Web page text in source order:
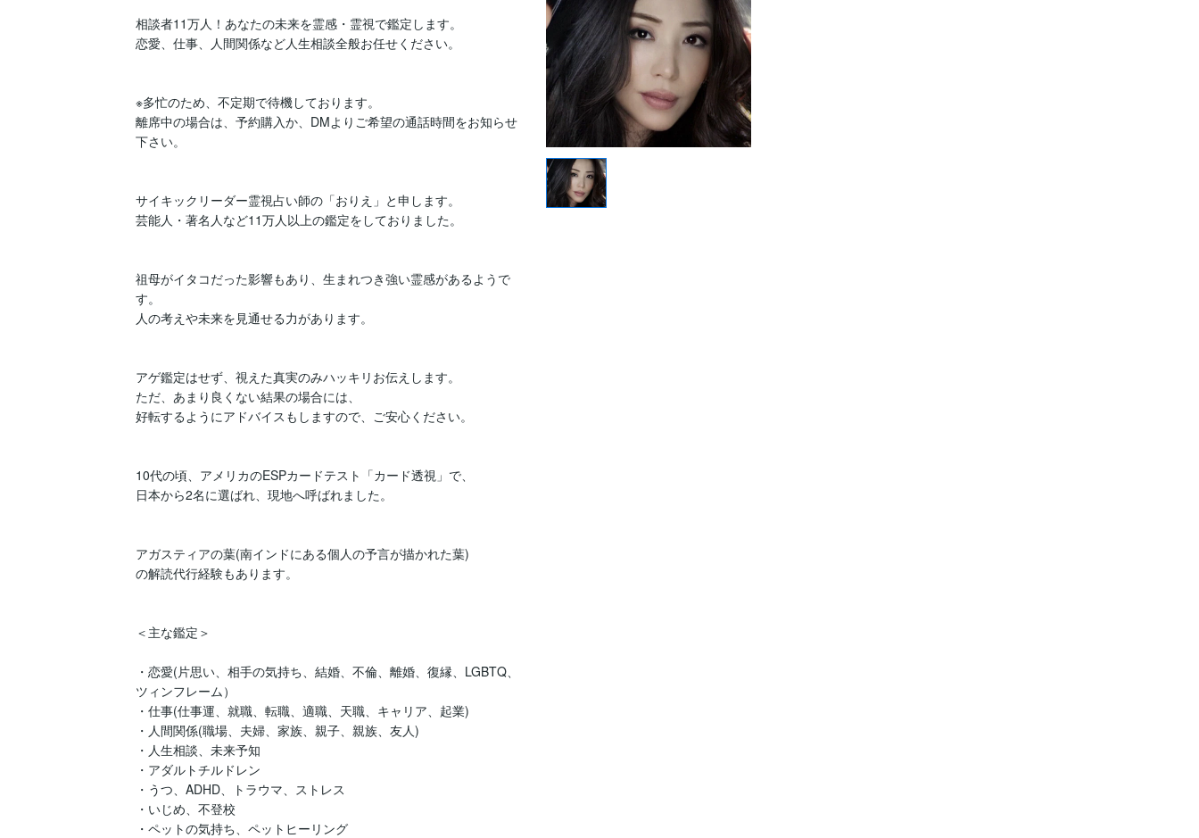
相談者11万人！あなたの未来を霊感・霊視で鑑定します。
恋愛、仕事、人間関係など人生相談全般お任せください。
※多忙のため、不定期で待機しております。
離席中の場合は、予約購入か、DMよりご希望の通話時間をお知らせ
下さい。
サイキックリーダー霊視占い師の「おりえ」と申します。
芸能人・著名人など11万人以上の鑑定をしておりました。
祖母がイタコだった影響もあり、生まれつき強い霊感があるようで
す。
人の考えや未来を見通せる力があります。
アゲ鑑定はせず、視えた真実のみハッキリお伝えします。
ただ、あまり良くない結果の場合には、
好転するようにアドバイスもしますので、ご安心ください。
10代の頃、アメリカのESPカードテスト「カード透視」で、
日本から2名に選ばれ、現地へ呼ばれました。
アガスティアの葉(南インドにある個人の予言が描かれた葉)
の解読代行経験もあります。
＜主な鑑定＞
・恋愛(片思い、相手の気持ち、結婚、不倫、離婚、復縁、LGBTQ、
ツィンフレーム）
・仕事(仕事運、就職、転職、適職、天職、キャリア、起業)
・人間関係(職場、夫婦、家族、親子、親族、友人)
・人生相談、未来予知
・アダルトチルドレン
・うつ、ADHD、トラウマ、ストレス
・いじめ、不登校
・ペットの気持ち、ペットヒーリング